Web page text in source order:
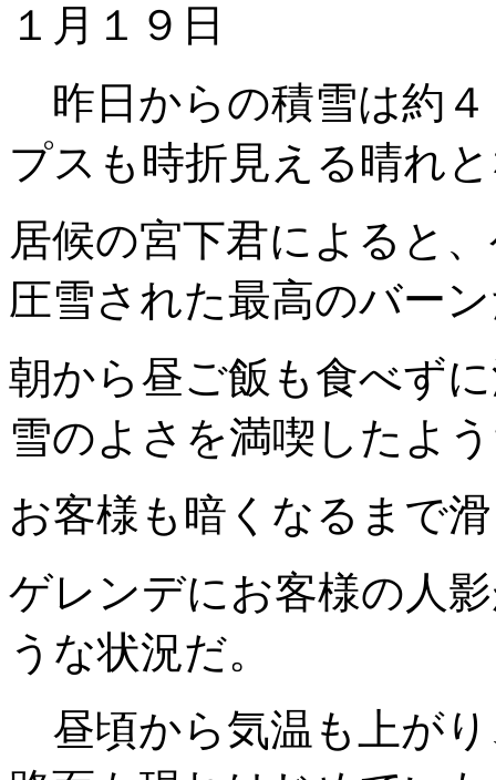
１月１９日
昨日からの積雪は約
プスも時折見える晴れ
居候の宮下君によると
圧雪された最高のバー
朝から昼ご飯も食べず
雪のよさを満喫したよ
お客様も暗くなるまで
ゲレンデにお客様の人
うな状況だ。
昼頃から気温も上が